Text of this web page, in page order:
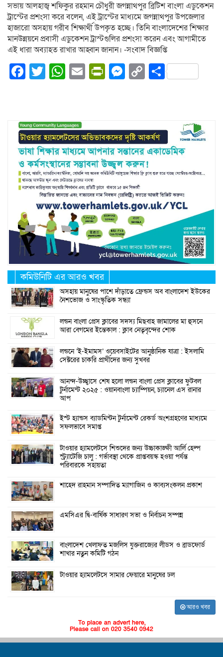
সভায় আলহাজ্ব শফিকুর রহমান চৌধুরী জগন্নাথপুর ব্রিটিশ বাংলা এডুকেশন
ট্রাস্টের প্রশংসা করে বলেন, এই ট্রাস্টের মাধ্যমে জগন্নাথপুর উপজেলার
হাজারো অসহায় গরীব শিক্ষার্থী উপকৃত হচ্ছে। তিনি বাংলাদেশের শিক্ষার
মানউন্নয়নে প্রবাসী এডুকেশন ট্রাস্টগুলির প্রশংসা করেন এবং আগামীতে
এই ধারা অব্যাহত রাখার আহ্বান জানান। -সংবাদ বিজ্ঞপ্তি
Facebook
Twitter
WhatsApp
EmailPrintFriendly
Messenger
CopyShare
কমিউনিটি এর আরও খবর
অসহায় মানুষের পাশে দাঁড়াতে ফ্রেন্ডস অব বাংলাদেশ ইউকের
নৈশভোজ ও সাংস্কৃতিক সন্ধ্যা
লন্ডন বাংলা প্রেস ক্লাবের সদস্য মিছবাহ জামালের মা হুসনে
আরা বেগমের ইন্তেকাল : ক্লাব নেতৃবৃন্দের শোক
লন্ডনে ‘ই-ইমামস’ ওয়েবসাইটের আনুষ্ঠানিক যাত্রা : ইসলামি
সেক্টরের চাকরি প্রার্থীদের জন্য সুখবর
আনন্দ-উচ্ছ্বাসে শেষ হলো লন্ডন বাংলা প্রেস ক্লাবের ফুটবল
টুর্নামেন্ট ২০২৫ : ওয়ানবাংলা চ্যাম্পিয়ন, চ্যানেল এস রানার
আপ
ইস্ট হ্যান্ডস ব্যাডমিন্টন টুর্নামেন্ট রেকর্ড অংশগ্রহণের মাধ্যমে
সফলভাবে সমাপ্ত
টাওয়ার হ্যামলেটসে শিশুদের জন্য উচ্চাকাঙ্ক্ষী আর্লি হেল্প
স্ট্র্যাটেজি চালু : গর্ভাবস্থা থেকে প্রাপ্তবয়স্ক হওয়া পর্যন্ত
পরিবারকে সহায়তা
শাহেদ রাহমান সম্পাদিত ম্যাগাজিন ও কাব্যসংকলন প্রকাশ
এমসিএর দ্বি-বার্ষিক সাধারণ সভা ও নির্বাচন সম্পন্ন
বাংলাদেশ খেলাফত মজলিস যুক্তরাজ্যের লীডস ও ব্রাডফোর্ড
শাখার নতুন কমিটি গঠন
টাওয়ার হ্যামলেটসে সামার ফেয়ারে মানুষের ঢল
আরও খবর
To place an advert here,
Please call on 020 3540 0942